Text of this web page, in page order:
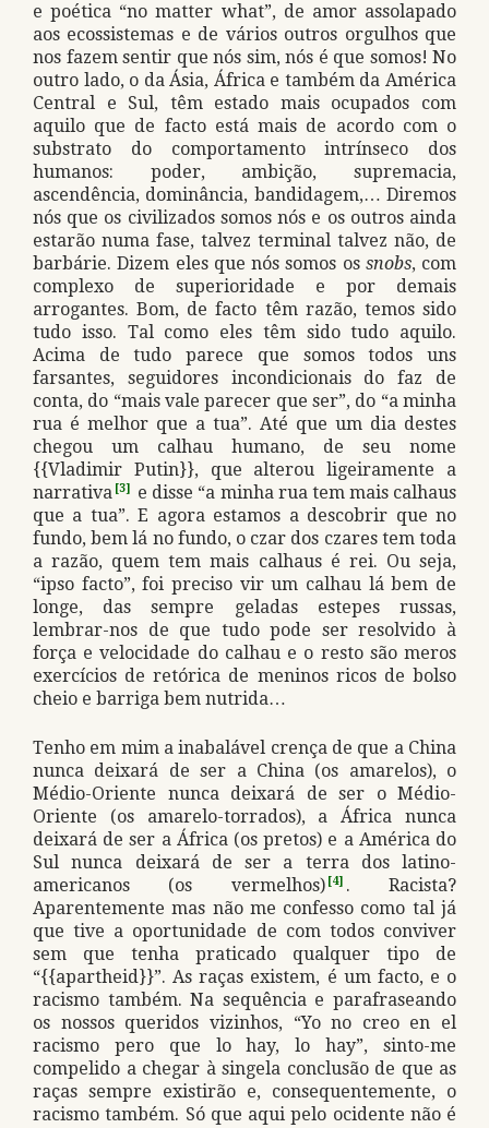
e poética “no matter what”, de amor assolapado
aos ecossistemas e de vários outros orgulhos que
nos fazem sentir que nós sim, nós é que somos! No
outro lado, o da Ásia, África e também da América
Central e Sul, têm estado mais ocupados com
aquilo que de facto está mais de acordo com o
substrato do comportamento intrínseco dos
humanos: poder, ambição, supremacia,
ascendência, dominância, bandidagem,… Diremos
nós que os civilizados somos nós e os outros ainda
estarão numa fase, talvez terminal talvez não, de
barbárie. Dizem eles que nós somos os snobs, com
complexo de superioridade e por demais
arrogantes. Bom, de facto têm razão, temos sido
tudo isso. Tal como eles têm sido tudo aquilo.
Acima de tudo parece que somos todos uns
farsantes, seguidores incondicionais do faz de
conta, do “mais vale parecer que ser”, do “a minha
rua é melhor que a tua”. Até que um dia destes
chegou um calhau humano, de seu nome
{{Vladimir Putin}}, que alterou ligeiramente a
narrativa [3]
e disse “a minha rua tem mais calhaus
que a tua”. E agora estamos a descobrir que no
fundo, bem lá no fundo, o czar dos czares tem toda
a razão, quem tem mais calhaus é rei. Ou seja,
“ipso facto”, foi preciso vir um calhau lá bem de
longe, das sempre geladas estepes russas,
lembrar-nos de que tudo pode ser resolvido à
força e velocidade do calhau e o resto são meros
exercícios de retórica de meninos ricos de bolso
cheio e barriga bem nutrida…
Tenho em mim a inabalável crença de que a China
nunca deixará de ser a China (os amarelos), o
Médio-Oriente nunca deixará de ser o Médio-
Oriente (os amarelo-torrados), a África nunca
deixará de ser a África (os pretos) e a América do
Sul nunca deixará de ser a terra dos latino-
americanos (os vermelhos) [4] . Racista?
Aparentemente mas não me confesso como tal já
que tive a oportunidade de com todos conviver
sem que tenha praticado qualquer tipo de
“{{apartheid}}”. As raças existem, é um facto, e o
racismo também. Na sequência e parafraseando
os nossos queridos vizinhos, “Yo no creo en el
racismo pero que lo hay, lo hay”, sinto-me
compelido a chegar à singela conclusão de que as
raças sempre existirão e, consequentemente, o
racismo também. Só que aqui pelo ocidente não é